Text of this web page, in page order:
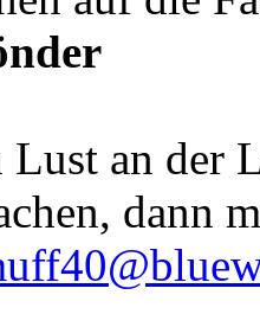
Lust an der
dann